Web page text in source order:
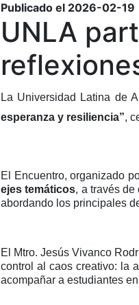
Publicado el 2026-02-19
UNLA
La Universidad Latina de
esperanza y resiliencia”,
El Encuentro, organizado
ejes temáticos, a través
abordando los principales
El Mtro. Jesús Vivanco
control al caos creativo: la
acompañar a estudiantes